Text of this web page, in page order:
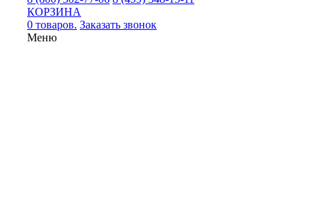
КОРЗИНА
0 товаров. Заказать звонок
Меню